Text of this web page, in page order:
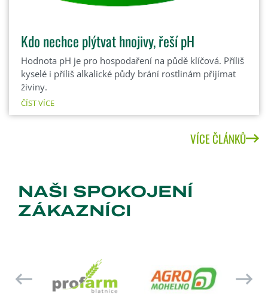
Kdo nechce plýtvat hnojivy, řeší pH
Hodnota pH je pro hospodaření na půdě klíčová. Příliš
kyselé i příliš alkalické půdy brání rostlinám přijímat
živiny.
ČÍST VÍCE
VÍCE ČLÁNKŮ
NAŠI SPOKOJENÍ
ZÁKAZNÍCI